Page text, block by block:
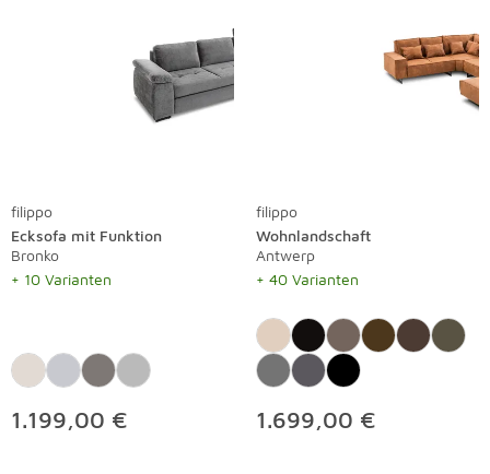
filippo
Ecksofa mit Funktion
Bronko
+ 10 Varianten
1.199,00 €
filippo
Wohnlandschaft
Antwerp
+ 40 Varianten
1.699,00 €